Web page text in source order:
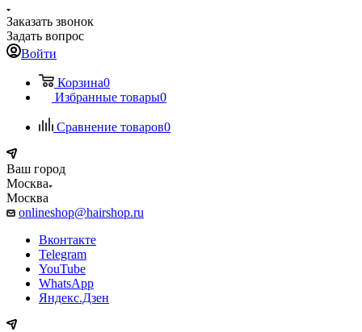
Заказать звонок
Задать вопрос
Войти
Корзина0
Избранные товары0
Сравнение товаров0
Ваш город
Москва
Москва
onlineshop@hairshop.ru
Вконтакте
Telegram
YouTube
WhatsApp
Яндекс.Дзен